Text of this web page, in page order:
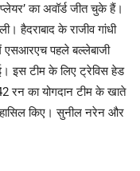
का अवॉर्ड जीत चुके हैं।
हैदराबाद के राजीव गांधी
पहले बल्लेबाजी
इस टीम के लिए ट्रेविस हेड
रन का योगदान टीम के खाते
हासिल किए। सुनील नरेन और